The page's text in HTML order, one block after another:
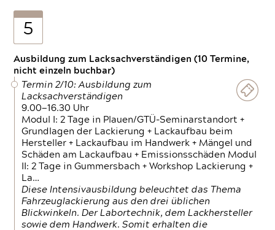
5
Ausbildung zum Lacksachverständigen (10 Termine,
nicht einzeln buchbar)
Termin 2/10: Ausbildung zum
Lacksachverständigen
9.00—16.30 Uhr
Modul I: 2 Tage in Plauen/GTÜ-Seminarstandort +
Grundlagen der Lackierung + Lackaufbau beim
Hersteller + Lackaufbau im Handwerk + Mängel und
Schäden am Lackaufbau + Emissionsschäden Modul
II: 2 Tage in Gummersbach + Workshop Lackierung +
La…
Diese Intensivausbildung beleuchtet das Thema
Fahrzeuglackierung aus den drei üblichen
Blickwinkeln. Der Labortechnik, dem Lackhersteller
sowie dem Handwerk. Somit erhalten die